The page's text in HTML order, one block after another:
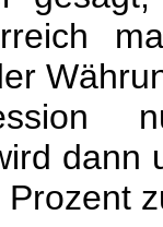
dann